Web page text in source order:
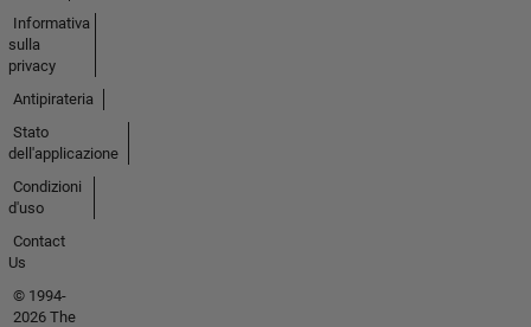
Informativa
sulla
privacy
Antipirateria
Stato
dell'applicazione
Condizioni
d'uso
Contact
Us
© 1994-
2026 The